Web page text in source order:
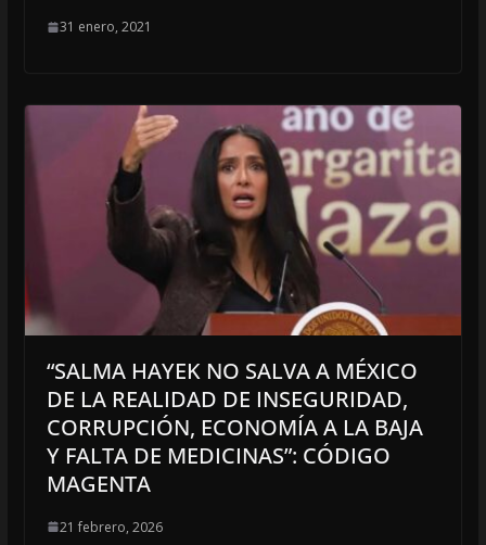
31 enero, 2021
“SALMA HAYEK NO SALVA A MÉXICO
DE LA REALIDAD DE INSEGURIDAD,
CORRUPCIÓN, ECONOMÍA A LA BAJA
Y FALTA DE MEDICINAS”: CÓDIGO
MAGENTA
21 febrero, 2026